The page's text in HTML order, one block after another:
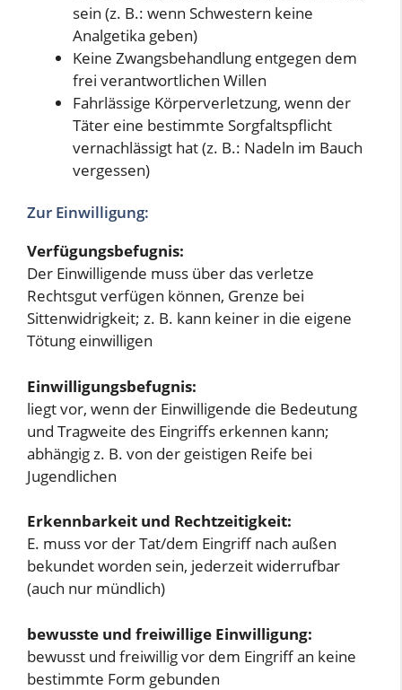
sein (z. B.: wenn Schwestern keine
Analgetika geben)
Keine Zwangsbehandlung entgegen dem
frei verantwortlichen Willen
Fahrlässige Körperverletzung, wenn der
Täter eine bestimmte Sorgfaltspflicht
vernachlässigt hat (z. B.: Nadeln im Bauch
vergessen)
Zur Einwilligung:
Verfügungsbefugnis:
Der Einwilligende muss über das verletze
Rechtsgut verfügen können, Grenze bei
Sittenwidrigkeit; z. B. kann keiner in die eigene
Tötung einwilligen
Einwilligungsbefugnis:
liegt vor, wenn der Einwilligende die Bedeutung
und Tragweite des Eingriffs erkennen kann;
abhängig z. B. von der geistigen Reife bei
Jugendlichen
Erkennbarkeit und Rechtzeitigkeit:
E. muss vor der Tat/dem Eingriff nach außen
bekundet worden sein, jederzeit widerrufbar
(auch nur mündlich)
bewusste und freiwillige Einwilligung:
bewusst und freiwillig vor dem Eingriff an keine
bestimmte Form gebunden